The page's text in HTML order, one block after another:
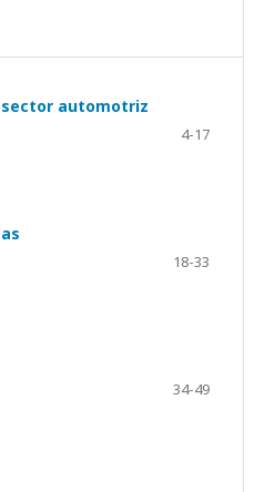
sector automotriz
4-17
18-33
34-49